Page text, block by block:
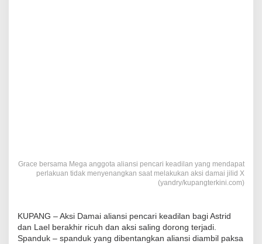
Grace bersama Mega anggota aliansi pencari keadilan yang mendapat
perlakuan tidak menyenangkan saat melakukan aksi damai jilid X
(yandry/kupangterkini.com)
KUPANG – Aksi Damai aliansi pencari keadilan bagi Astrid
dan Lael berakhir ricuh dan aksi saling dorong terjadi.
Spanduk – spanduk yang dibentangkan aliansi diambil paksa